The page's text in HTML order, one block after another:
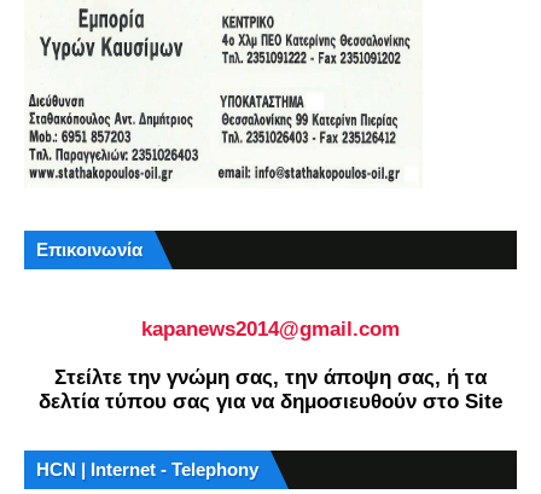
Επικοινωνία
kapanews2014@gmail.com
Στείλτε την γνώμη σας, την άποψη σας, ή τα
δελτία τύπου σας για να δημοσιευθούν στο Site
HCN | Internet - Telephony